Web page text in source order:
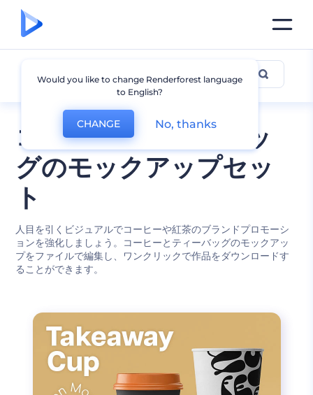
コーヒーとティーバッ
グのモックアップセッ
ト
人目を引くビジュアルでコーヒーや紅茶のブランドプロモーシ
ョンを強化しましょう。コーヒーとティーバッグのモックアッ
プをファイルで編集し、ワンクリックで作品をダウンロードす
ることができます。
コーヒーとティーバッグのモック
Would you like to change Renderforest language
to English?
CHANGE No, thanks